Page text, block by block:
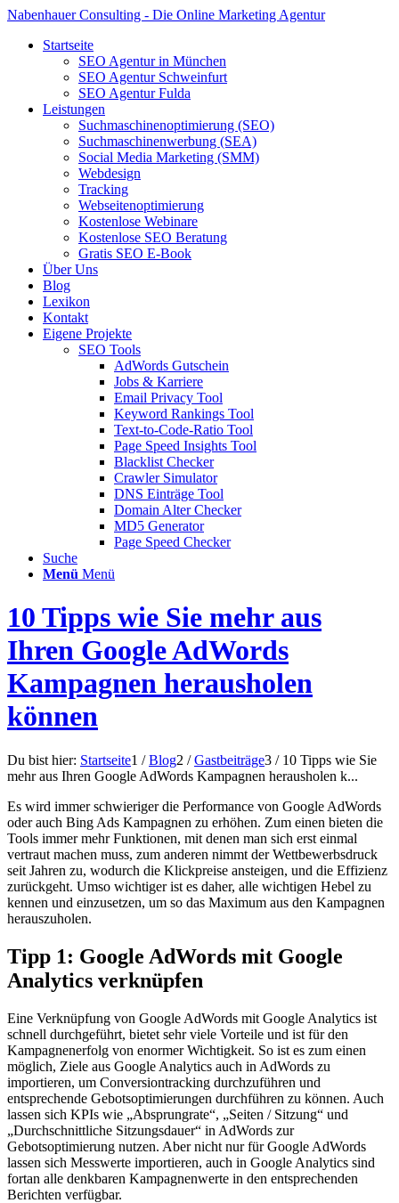
Nabenhauer Consulting - Die Online Marketing Agentur
Startseite
SEO Agentur in München
SEO Agentur Schweinfurt
SEO Agentur Fulda
Leistungen
Suchmaschinenoptimierung (SEO)
Suchmaschinenwerbung (SEA)
Social Media Marketing (SMM)
Webdesign
Tracking
Webseitenoptimierung
Kostenlose Webinare
Kostenlose SEO Beratung
Gratis SEO E-Book
Über Uns
Blog
Lexikon
Kontakt
Eigene Projekte
SEO Tools
AdWords Gutschein
Jobs & Karriere
Email Privacy Tool
Keyword Rankings Tool
Text-to-Code-Ratio Tool
Page Speed Insights Tool
Blacklist Checker
Crawler Simulator
DNS Einträge Tool
Domain Alter Checker
MD5 Generator
Page Speed Checker
Suche
Menü Menü
10 Tipps wie Sie mehr aus
Ihren Google AdWords
Kampagnen herausholen
können
Du bist hier: Startseite1 / Blog2 / Gastbeiträge3 / 10 Tipps wie Sie
mehr aus Ihren Google AdWords Kampagnen herausholen k...
Es wird immer schwieriger die Performance von Google AdWords
oder auch Bing Ads Kampagnen zu erhöhen. Zum einen bieten die
Tools immer mehr Funktionen, mit denen man sich erst einmal
vertraut machen muss, zum anderen nimmt der Wettbewerbsdruck
seit Jahren zu, wodurch die Klickpreise ansteigen, und die Effizienz
zurückgeht. Umso wichtiger ist es daher, alle wichtigen Hebel zu
kennen und einzusetzen, um so das Maximum aus den Kampagnen
herauszuholen.
Tipp 1: Google AdWords mit Google
Analytics verknüpfen
Eine Verknüpfung von Google AdWords mit Google Analytics ist
schnell durchgeführt, bietet sehr viele Vorteile und ist für den
Kampagnenerfolg von enormer Wichtigkeit. So ist es zum einen
möglich, Ziele aus Google Analytics auch in AdWords zu
importieren, um Conversiontracking durchzuführen und
entsprechende Gebotsoptimierungen durchführen zu können. Auch
lassen sich KPIs wie „Absprungrate“, „Seiten / Sitzung“ und
„Durchschnittliche Sitzungsdauer“ in AdWords zur
Gebotsoptimierung nutzen. Aber nicht nur für Google AdWords
lassen sich Messwerte importieren, auch in Google Analytics sind
fortan alle denkbaren Kampagnenwerte in den entsprechenden
Berichten verfügbar.